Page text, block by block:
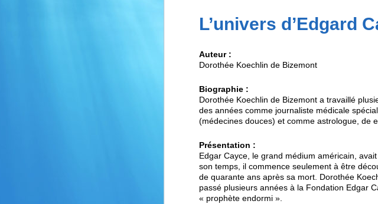
principal
secondaire
L’univers d’Edgard
Auteur :
Dorothée Koechlin de Bizemont
Biographie :
Dorothée Koechlin de Bizemont a travaillé
des années comme journaliste médicale
(médecines douces) et comme astrologue, de
Présentation :
Edgar Cayce, le grand médium américain,
son temps, il commence seulement à être
de quarante ans après sa mort. Dorothée
passé plusieurs années à la Fondation Edgar
« prophète endormi ».